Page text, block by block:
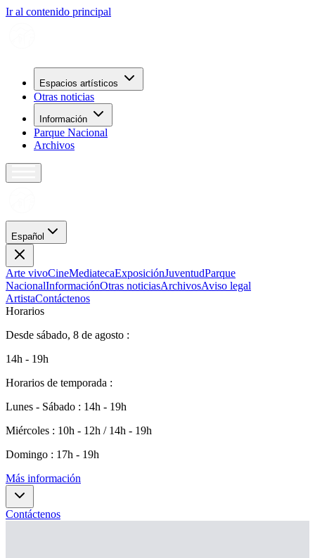
Ir al contenido principal
Espacios artísticos
Otras noticias
Información
Parque Nacional
Archivos
Español
Arte vivoCineMediatecaExposiciónJuventudParque
NacionalInformaciónOtras noticiasArchivosAviso legal
ArtistaContáctenos
Horarios
Desde sábado, 8 de agosto :
14h - 19h
Horarios de temporada :
Lunes - Sábado : 14h - 19h
Miércoles : 10h - 12h / 14h - 19h
Domingo : 17h - 19h
Más información
Contáctenos